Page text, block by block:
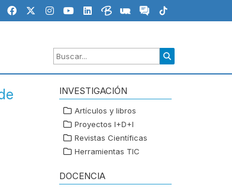
INVESTIGACIÓN
Artículos y libros
Proyectos I+D+I
Revistas Científicas
Herramientas TIC
DOCENCIA